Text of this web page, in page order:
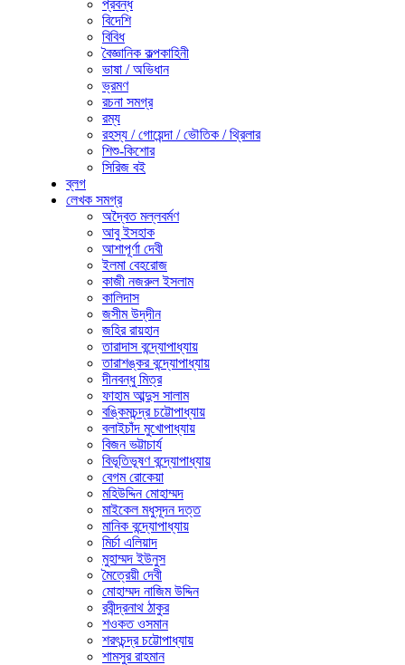
প্রবন্ধ
বিদেশি
বিবিধ
বৈজ্ঞানিক কল্পকাহিনী
ভাষা / অভিধান
ভ্রমণ
রচনা সমগ্র
রম্য
রহস্য / গোয়েন্দা / ভৌতিক / থ্রিলার
শিশু-কিশোর
সিরিজ বই
ব্লগ
লেখক সমগ্র
অদ্বৈত মল্লবর্মণ
আবু ইসহাক
আশাপূর্ণা দেবী
ইলমা বেহরোজ
কাজী নজরুল ইসলাম
কালিদাস
জসীম উদ্‌দীন
জহির রায়হান
তারাদাস বন্দ্যোপাধ্যায়
তারাশঙ্কর বন্দ্যোপাধ্যায়
দীনবন্ধু মিত্র
ফাহাম আব্দুস সালাম
বঙ্কিমচন্দ্র চট্টোপাধ্যায়
বলাইচাঁদ মুখোপাধ্যায়
বিজন ভট্টাচার্য
বিভূতিভূষণ বন্দ্যোপাধ্যায়
বেগম রোকেয়া
মহিউদ্দিন মোহাম্মদ
মাইকেল মধুসূদন দত্ত
মানিক বন্দ্যোপাধ্যায়
মির্চা এলিয়াদ
মুহাম্মদ ইউনুস
মৈত্রেয়ী দেবী
মোহাম্মদ নাজিম উদ্দিন
রবীন্দ্রনাথ ঠাকুর
শওকত ওসমান
শরৎচন্দ্র চট্টোপাধ্যায়
শামসুর রাহমান